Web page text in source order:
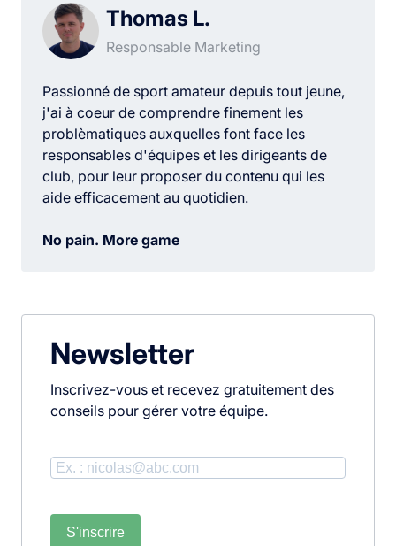
Thomas L.
Responsable Marketing
Passionné de sport amateur depuis tout jeune,
j'ai à coeur de comprendre finement les
problèmatiques auxquelles font face les
responsables d'équipes et les dirigeants de
club, pour leur proposer du contenu qui les
aide efficacement au quotidien.
No pain. More game
Newsletter
Inscrivez-vous et recevez gratuitement des
conseils pour gérer votre équipe.
S'inscrire